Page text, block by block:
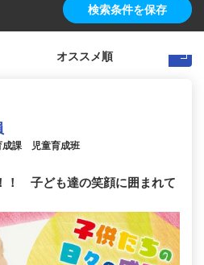
検索条件を保存
成課 児童育成班
！ 子ども達の笑顔に囲まれて